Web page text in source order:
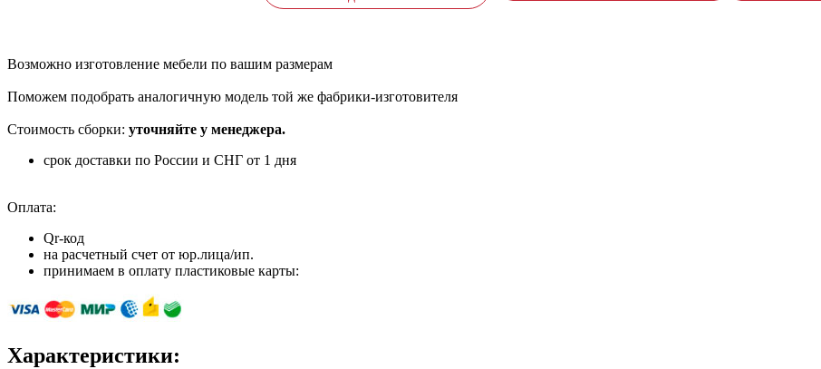
Возможно изготовление мебели по вашим размерам
Поможем подобрать аналогичную модель той же фабрики-изготовителя
Стоимость сборки: уточняйте у менеджера.
срок доставки по России и СНГ от 1 дня
Оплата:
Qr-код
на расчетный счет от юр.лица/ип.
принимаем в оплату пластиковые карты:
Характеристики: